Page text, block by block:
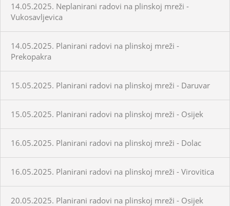
14.05.2025. Neplanirani radovi na plinskoj mreži -
Vukosavljevica
14.05.2025. Planirani radovi na plinskoj mreži -
Prekopakra
15.05.2025. Planirani radovi na plinskoj mreži - Daruvar
15.05.2025. Planirani radovi na plinskoj mreži - Osijek
16.05.2025. Planirani radovi na plinskoj mreži - Dolac
16.05.2025. Planirani radovi na plinskoj mreži - Virovitica
20.05.2025. Planirani radovi na plinskoj mreži - Osijek